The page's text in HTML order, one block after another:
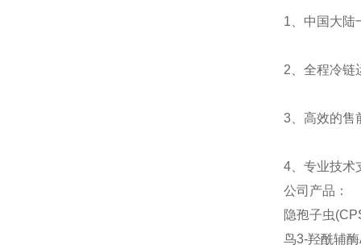
1 、中国大
2 、全程冷
3、高效的售
4、专业技术
公司产品：
隐孢子虫
鸟3-羟酰辅